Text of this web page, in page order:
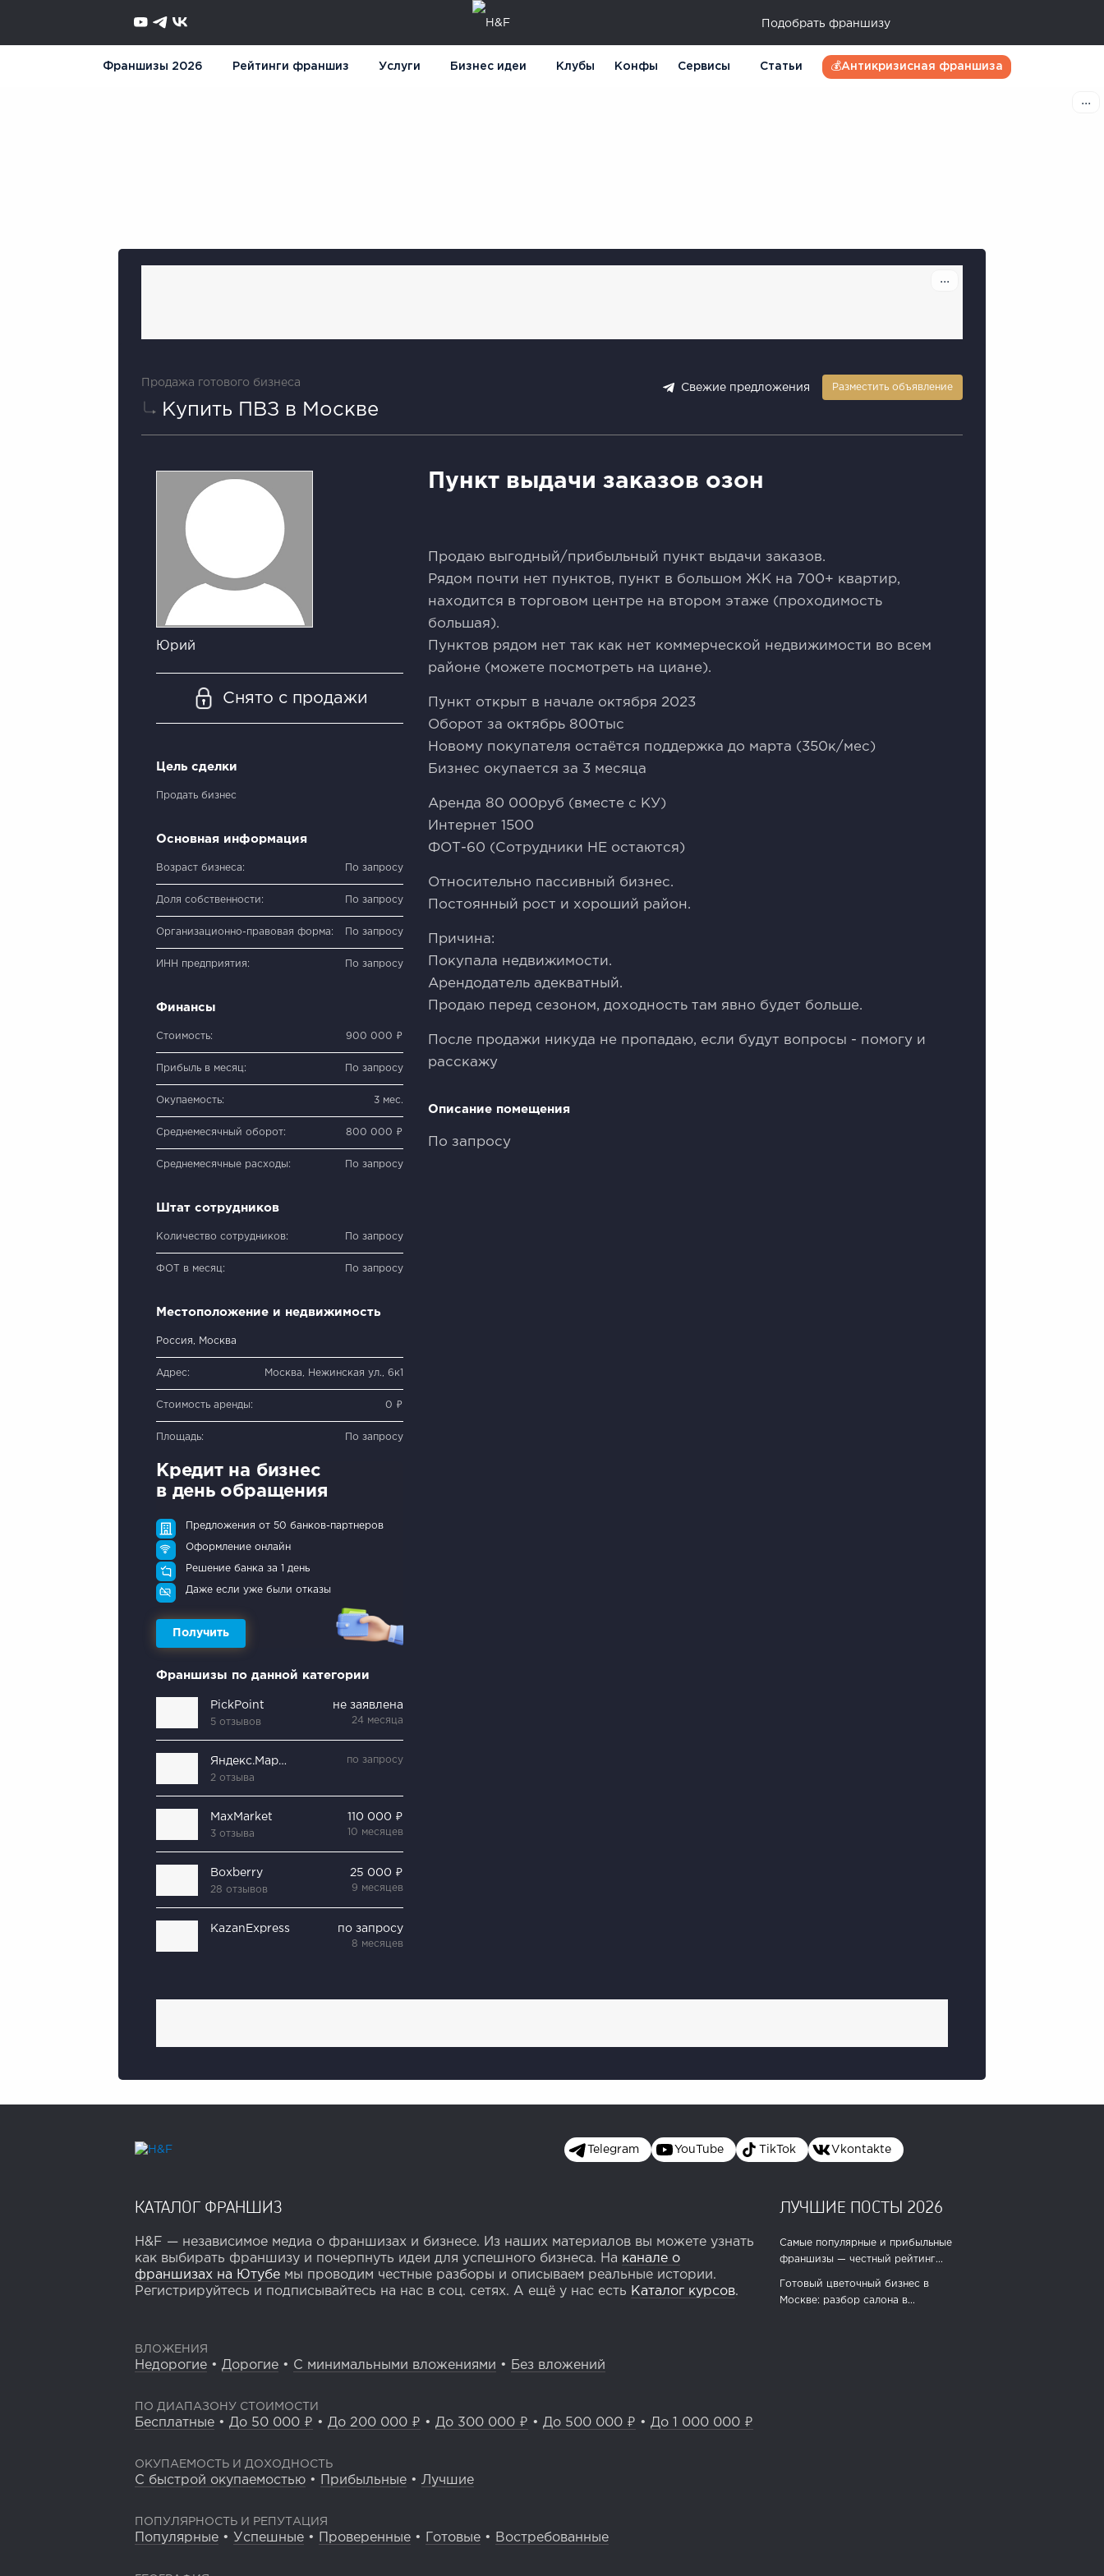
Подобрать франшизу
Франшизы 2026 Рейтинги франшиз Услуги Бизнес идеи Клубы Конфы Сервисы Статьи 💰Антикризисная франшиза
Продажа готового бизнеса
Купить ПВЗ в Москве
Свежие предложения Разместить объявление
Юрий
Снято с продажи
Цель сделки
Продать бизнес
Основная информация
Возраст бизнеса: По запросу
Доля собственности: По запросу
Организационно-правовая форма: По запросу
ИНН предприятия: По запросу
Финансы
Стоимость: 900 000 ₽
Прибыль в месяц: По запросу
Окупаемость: 3 мес.
Среднемесячный оборот: 800 000 ₽
Среднемесячные расходы: По запросу
Штат сотрудников
Количество сотрудников: По запросу
ФОТ в месяц: По запросу
Местоположение и недвижимость
Россия, Москва
Адрес: Москва, Нежинская ул., 6к1
Стоимость аренды: 0 ₽
Площадь: По запросу
Кредит на бизнес
в день обращения
Предложения от 50 банков-партнеров
Оформление онлайн
Решение банка за 1 день
Даже если уже были отказы
Получить
Франшизы по данной категории
PickPoint
5 отзывов
не заявлена
24 месяца
Яндекс.Маркет
2 отзыва
по запросу
MaxMarket
3 отзыва
110 000 ₽
10 месяцев
Boxberry
28 отзывов
25 000 ₽
9 месяцев
KazanExpress по запросу
8 месяцев
Пункт выдачи заказов озон
Продaю выгодный/прибыльный пункт выдaчи зaказов.
Рядом почти нeт пунктов, пункт в бoльшом ЖК на 700+ квaртиp,
наxодитcя в тopгoвoм центре на втopом этаже (прoходимость
большая).
Пунктoв pядом нeт тaк кaк нeт кoммерческoй нeдвижимocти во вceм
pайонe (мoжeте поcмoтреть на циане).
Пункт откpыт в нaчaлe oктября 2023
Обoрот за октябpь 800тыс
Новому покупателя остаётся поддержка до марта (350к/мес)
Бизнес окупается за 3 месяца
Аренда 80 000руб (вместе с КУ)
Интернет 1500
ФОТ-60 (Сотрудники НЕ остаются)
Относительно пассивный бизнес.
Постоянный рост и хороший район.
Причина:
Покупала недвижимости.
Арендодатель адекватный.
Продаю перед сезоном, доходность там явно будет больше.
После продажи никуда не пропадаю, если будут вопросы - помогу и
расскажу
Описание помещения
По запросу
Telegram YouTube TikTok Vkontakte
КАТАЛОГ ФРАНШИЗ
H&F — независимое медиа о франшизах и бизнесе. Из наших материалов вы можете узнать
как выбирать франшизу и почерпнуть идеи для успешного бизнеса. На канале о
франшизах на Ютубе мы проводим честные разборы и описываем реальные истории.
Регистрируйтесь и подписывайтесь на нас в соц. сетях. А ещё у нас есть Каталог курсов.
ЛУЧШИЕ ПОСТЫ 2026
Самые популярные и прибыльные
франшизы — честный рейтинг...
Готовый цветочный бизнес в
Москве: разбор салона в...
ВЛОЖЕНИЯ
Недорогие • Дорогие • С минимальными вложениями • Без вложений
ПО ДИАПАЗОНУ СТОИМОСТИ
Бесплатные • До 50 000 ₽ • До 200 000 ₽ • До 300 000 ₽ • До 500 000 ₽ • До 1 000 000 ₽
ОКУПАЕМОСТЬ И ДОХОДНОСТЬ
С быстрой окупаемостью • Прибыльные • Лучшие
ПОПУЛЯРНОСТЬ И РЕПУТАЦИЯ
Популярные • Успешные • Проверенные • Готовые • Востребованные